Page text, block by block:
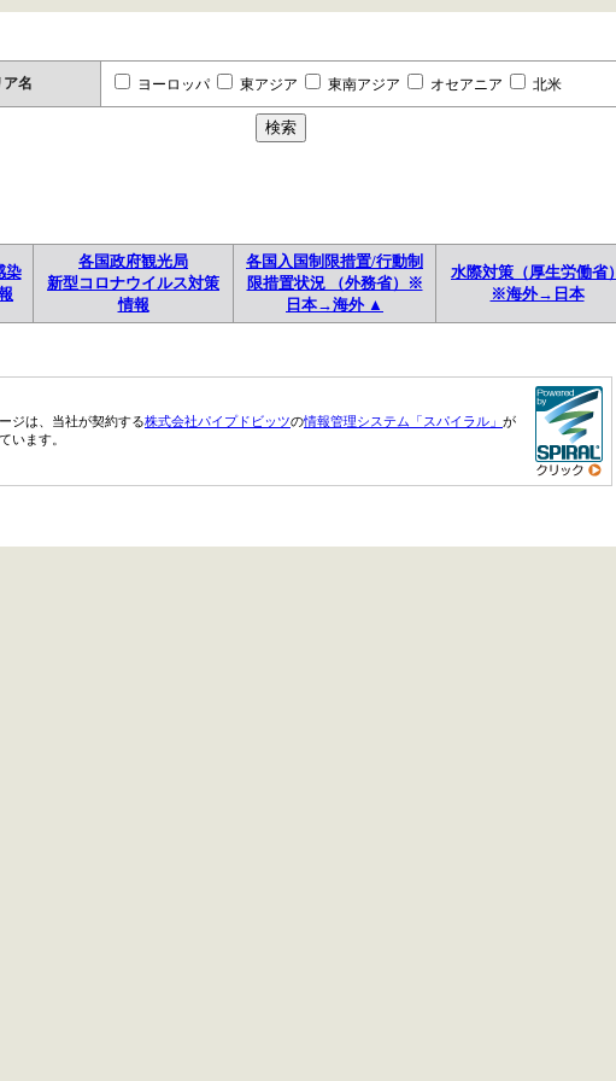
ア名 ヨーロッパ 東アジア 東南アジア オセアニア 北米
染
各国政府観光局
新型コロナウイルス対策
情報
各国入国制限措置/行動制
限措置状況 （外務省）※
日本→海外 ▲
水際対策（厚生労働省）
※海外→日本
ジは、当社が契約する株式会社パイプドビッツの情報管理システム「スパイラル」 が
います。